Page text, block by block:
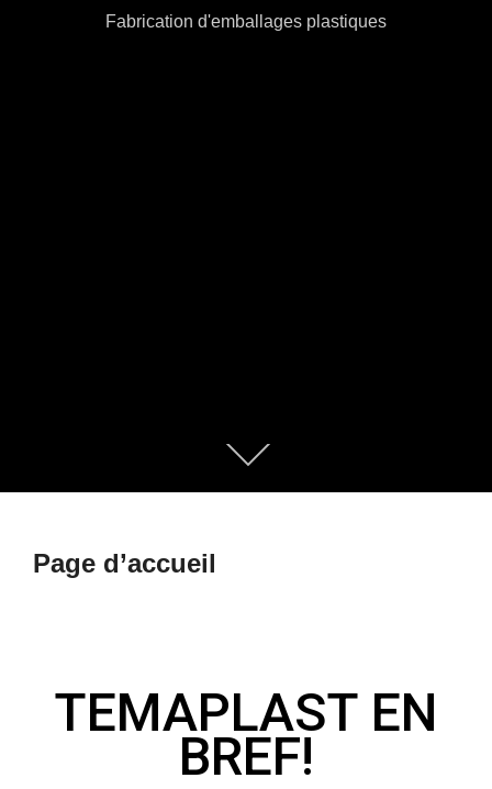
Fabrication d'emballages plastiques
Descendre
au
Page d’accueil
TEMAPLAST EN
BREF!